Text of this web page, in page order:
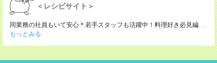
＜レシピサイト＞
同業務の社員もいて安心＊若手スタッフも活躍中！料理好き必見編 ...
もっとみる